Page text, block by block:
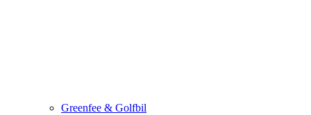
Greenfee & Golfbil